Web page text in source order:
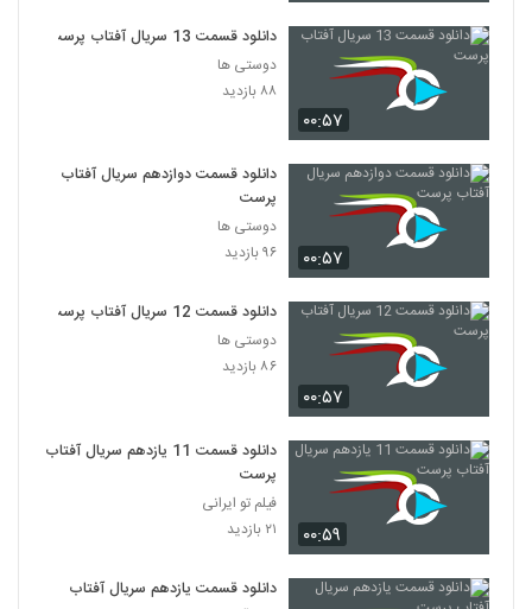
۰۰:۵۷
دانلود قسمت 13 سریال آفتاب پرست
دوستی ها
۸۸ بازدید
۰۰:۵۷
دانلود قسمت دوازدهم سریال آفتاب
پرست
دوستی ها
۹۶ بازدید
۰۰:۵۷
دانلود قسمت 12 سریال آفتاب پرست
دوستی ها
۸۶ بازدید
۰۰:۵۹
دانلود قسمت 11 یازدهم سریال آفتاب
پرست
فیلم تو ایرانی
۲۱ بازدید
دانلود قسمت یازدهم سریال آفتاب